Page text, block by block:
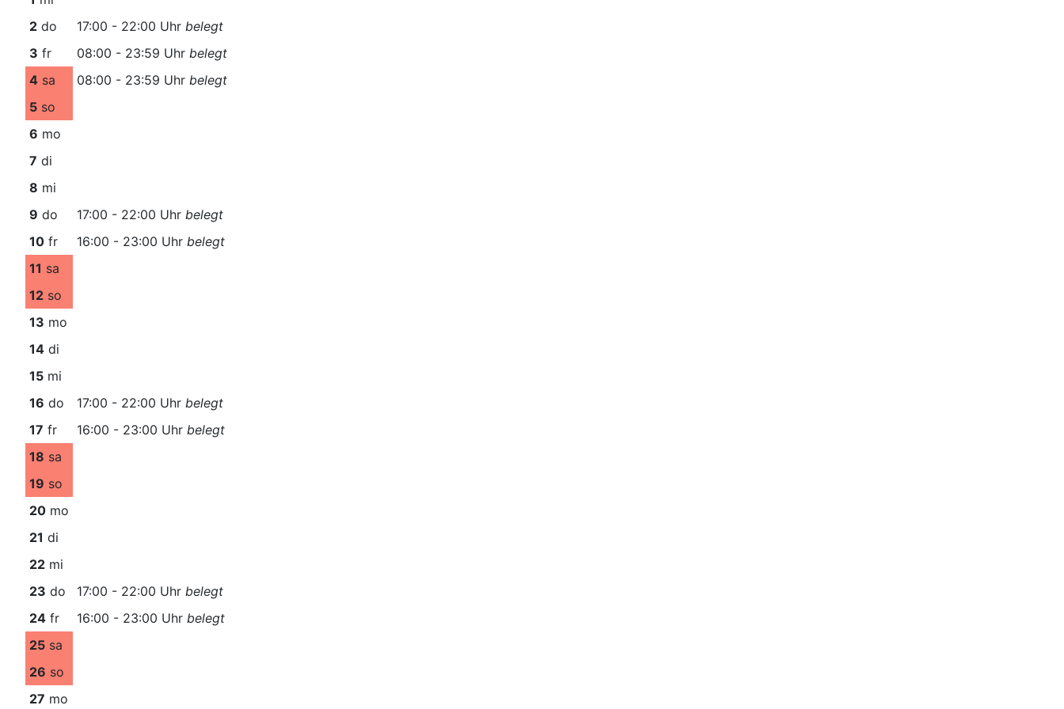
2 do 17:00 - 22:00 Uhr belegt
3 fr 08:00 - 23:59 Uhr belegt
4 sa 08:00 - 23:59 Uhr belegt
5 so
6 mo
7 di
8 mi
9 do 17:00 - 22:00 Uhr belegt
10 fr 16:00 - 23:00 Uhr belegt
11 sa
12 so
13 mo
14 di
15 mi
16 do 17:00 - 22:00 Uhr belegt
17 fr 16:00 - 23:00 Uhr belegt
18 sa
19 so
20 mo
21 di
22 mi
23 do 17:00 - 22:00 Uhr belegt
24 fr 16:00 - 23:00 Uhr belegt
25 sa
26 so
27 mo